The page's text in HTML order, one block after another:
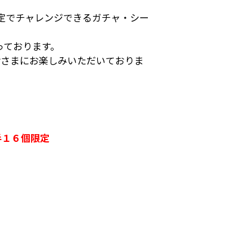
でチャレンジできるガチャ・シー
おります。
まにお楽しみいただいておりま
６個限定